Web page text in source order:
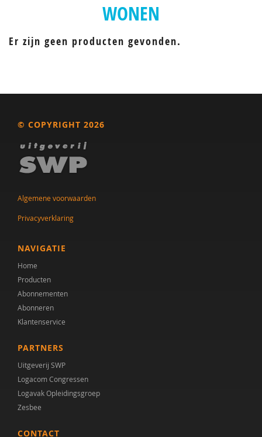
Frans Woltring
WONEN
Er zijn geen producten gevonden.
© COPYRIGHT 2026
Algemene voorwaarden
Privacyverklaring
NAVIGATIE
Home
Producten
Abonnementen
Abonneren
Klantenservice
PARTNERS
Uitgeverij SWP
Logacom Congressen
Logavak Opleidingsgroep
Zesbee
CONTACT